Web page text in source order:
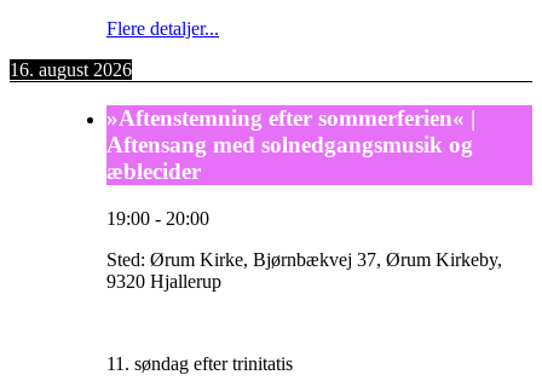
Flere detaljer...
16. august 2026
»Aftenstemning efter sommerferien« |
Aftensang med solnedgangsmusik og
æblecider
19:00 - 20:00
Sted: Ørum Kirke, Bjørnbækvej 37, Ørum Kirkeby,
9320 Hjallerup
11. søndag efter trinitatis